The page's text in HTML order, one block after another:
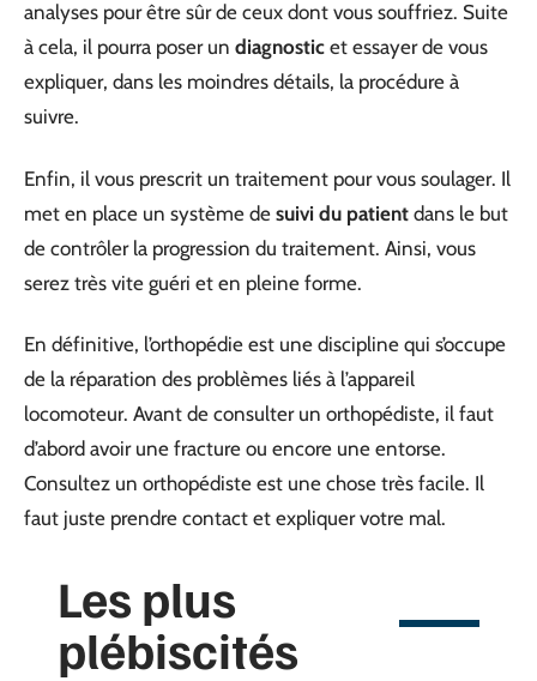
analyses pour être sûr de ceux dont vous souffriez. Suite
à cela, il pourra poser un diagnostic et essayer de vous
expliquer, dans les moindres détails, la procédure à
suivre.
Enfin, il vous prescrit un traitement pour vous soulager. Il
met en place un système de suivi du patient dans le but
de contrôler la progression du traitement. Ainsi, vous
serez très vite guéri et en pleine forme.
En définitive, l’orthopédie est une discipline qui s’occupe
de la réparation des problèmes liés à l’appareil
locomoteur. Avant de consulter un orthopédiste, il faut
d’abord avoir une fracture ou encore une entorse.
Consultez un orthopédiste est une chose très facile. Il
faut juste prendre contact et expliquer votre mal.
Les plus
plébiscités